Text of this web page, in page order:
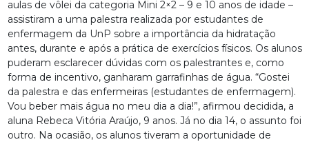
aulas de vôlei da categoria Mini 2×2 – 9 e 10 anos de idade –
assistiram a uma palestra realizada por estudantes de
enfermagem da UnP sobre a importância da hidratação
antes, durante e após a prática de exercícios físicos. Os alunos
puderam esclarecer dúvidas com os palestrantes e, como
forma de incentivo, ganharam garrafinhas de água. “Gostei
da palestra e das enfermeiras (estudantes de enfermagem).
Vou beber mais água no meu dia a dia!”, afirmou decidida, a
aluna Rebeca Vitória Araújo, 9 anos. Já no dia 14, o assunto foi
outro. Na ocasião, os alunos tiveram a oportunidade de